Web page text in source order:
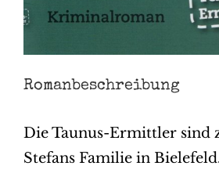
Romanbeschreibung
Die Taunus-Ermittler sind
Stefans Familie in